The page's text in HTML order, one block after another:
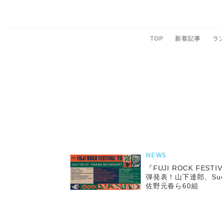
TOP 新着記事 ラ
NEWS
『FUJI ROCK
弾発表！山下達郎、
佐野元春ら60組